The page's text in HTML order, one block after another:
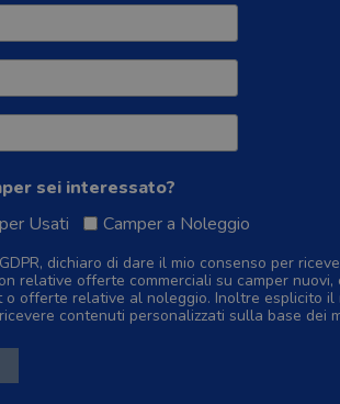
sei interessato?
Usati Camper a Noleggio
dichiaro di dare il mio consenso per
relative offerte commerciali su camper nuovi,
o offerte relative al noleggio. Inoltre esplicito il
contenuti personalizzati sulla base dei